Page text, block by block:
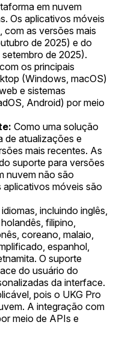
em nuvem
Os aplicativos móveis
com as versões mais
de 2025) e do
de 2025).
os principais
(Windows, macOS)
e sistemas
Android) por meio
Como uma solução
de atualizações e
mais recentes. As
suporte para versões
nuvem não são
aplicativos móveis são
incluindo inglês,
filipino,
coreano, malaio,
espanhol,
O suporte
do usuário do
da interface.
pois o UKG Pro
A integração com
meio de APIs e